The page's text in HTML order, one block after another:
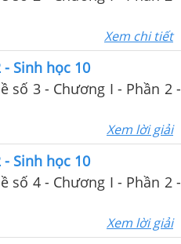
Xem chi tiết
Sinh học 10
3 - Chương I - Phần 2 -
Xem lời giải
Sinh học 10
4 - Chương I - Phần 2 -
Xem lời giải